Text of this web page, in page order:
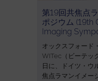
第19回共焦点
ポジウム (19th
Imaging
オックスフォード
WITec（ビーテッ
日に、ドイツ・ウ
焦点ラマンイメー